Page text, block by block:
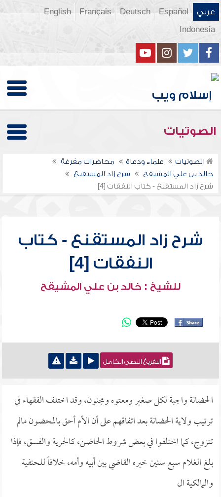
عربي Español
Deutsch
Français
English
Indonesia
الصوتيات
الصوتيات علماء ودعاة
محاضرات مفرغة
خالد بن علي المشيقح
شرح زاد المستقنع
شرح زاد المستقنع - كتاب النفقات [4]
شرح زاد المستقنع - كتاب
النفقات [4]
للشيخ : خالد بن علي المشيقح
التفريغ النصي الكامل
الحضانة واجبة لكل صغير ومعتوه ومجنون، وقد اختلف الفقهاء في
ترتيب ولاية الحضانة بعد اتفاقهم على أن الأم أحق بالمحضون مالم
تتزوج، كما اختلفوا في بعض شروط الحاضن، كالحرية والفسق، فإذا
بلغ الغلام سبع سنين خيره القاضي بين أبيه وأمه، خلافاً للحنفية
والمالكية ال